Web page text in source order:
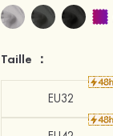
Taille ：
EU32